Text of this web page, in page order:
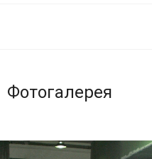
Фотогалерея